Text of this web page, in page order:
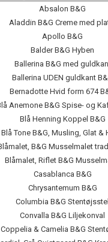
Absalon B&G
Aladdin B&G Creme med
Apollo B&G
Balder B&G Hyben
Ballerina B&G med
Ballerina UDEN guldkant
Bernadotte Hvid form 674
Anemone B&G Spise- og
Blå Henning Koppel B&G
Blå Tone B&G, Musling, Glat &
B&G Musselmalet
Blåmalet, Riflet B&G
Casablanca B&G
Chrysantemum B&G
Columbia B&G Stentøjsstel
Convalla B&G Liljekonval
Coppelia & Camelia B&G